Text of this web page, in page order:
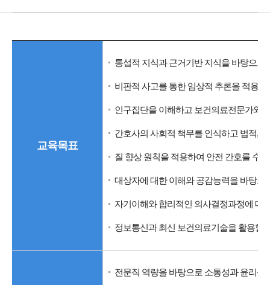
교육목표
통섭적 지식과 근거기반 지식을 바탕으로
비판적 사고를 통한 임상적 추론을 적용
인구집단을 이해하고 보건의료전문가와
간호사의 사회적 책무를 인식하고 법적,
질 향상 원칙을 적용하여 안전 간호를 수
대상자에 대한 이해와 공감능력을 바탕으
자기이해와 합리적인 의사결정과정에 대
정보통신과 최신 보건의료기술을 활용할
전문직 역량을 바탕으로 소통성과 윤리성